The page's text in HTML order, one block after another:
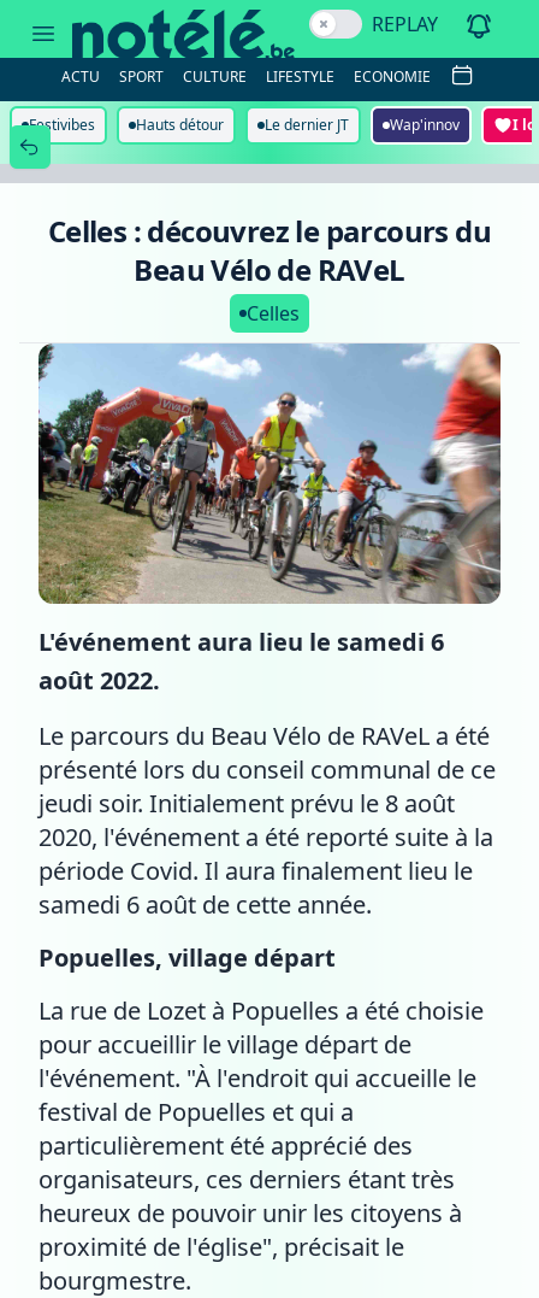
découvrez
du
Beau
Vélo
de
RAVeL
REPLAY
ACTU SPORT CULTURE LIFESTYLE ECONOMIE
Festivibes Hauts détour Le dernier JT Wap'innov I
Celles : découvrez le parcours du
Beau Vélo de RAVeL
Celles
L'événement aura lieu le samedi 6
août 2022.
Le parcours du Beau Vélo de RAVeL a été
présenté lors du conseil communal de ce
jeudi soir. Initialement prévu le 8 août
2020, l'événement a été reporté suite à la
période Covid. Il aura finalement lieu le
samedi 6 août de cette année.
Popuelles, village départ
La rue de Lozet à Popuelles a été choisie
pour accueillir le village départ de
l'événement. "À l'endroit qui accueille le
festival de Popuelles et qui a
particulièrement été apprécié des
organisateurs, ces derniers étant très
heureux de pouvoir unir les citoyens à
proximité de l'église", précisait le
bourgmestre.